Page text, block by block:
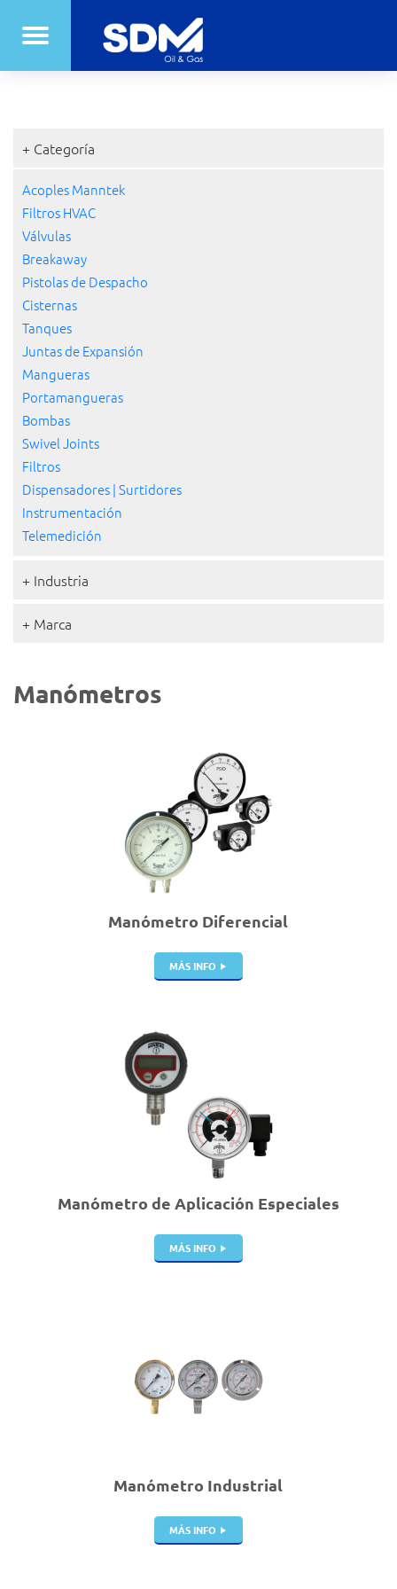
+ Categoría
Acoples Manntek
Filtros HVAC
Válvulas
Breakaway
Pistolas de Despacho
Cisternas
Tanques
Juntas de Expansión
Mangueras
Portamangueras
Bombas
Swivel Joints
Filtros
Dispensadores | Surtidores
Instrumentación
Telemedición
+ Industria
+ Marca
Manómetros
Manómetro Diferencial
MÁS INFO
Manómetro de Aplicación Especiales
MÁS INFO
Manómetro Industrial
MÁS INFO